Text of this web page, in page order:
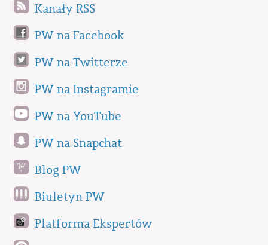
Kanały RSS
PW na Facebook
PW na Twitterze
PW na Instagramie
PW na YouTube
PW na Snapchat
Blog PW
Biuletyn PW
Platforma Ekspertów